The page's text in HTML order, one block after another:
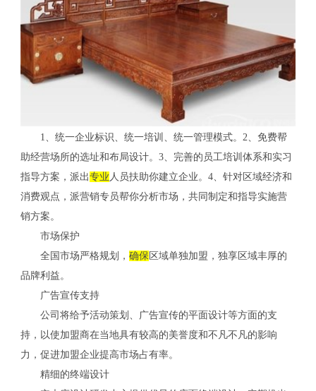
1、统一企业标识、统一培训、统一管理模式。2、免费帮
助经营场所的选址和布局设计。3、完善的员工培训体系和实习
指导方案，派出专业 人员扶助你建立企业。4、针对区域经济和
消费观点，派营销专员帮你分析市场，共同制定和指导实施营
销方案。
市场保护
全国市场严格规划， 确保区域单独加盟，独享区域丰厚的
品牌利益。
广告宣传支持
公司将给予活动策划、广告宣传的平面设计等方面的支
持，以使加盟商在当地具有较高的美誉度和不凡不凡的影响
力，促进加盟企业提高市场占有率。
精细的终端设计